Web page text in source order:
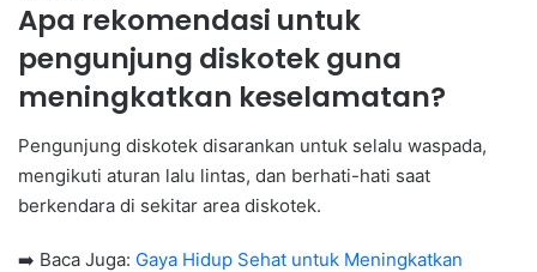
Apa rekomendasi untuk
pengunjung diskotek guna
meningkatkan keselamatan?
Pengunjung diskotek disarankan untuk selalu waspada,
mengikuti aturan lalu lintas, dan berhati-hati saat
berkendara di sekitar area diskotek.
➡️ Baca Juga: Gaya Hidup Sehat untuk Meningkatkan